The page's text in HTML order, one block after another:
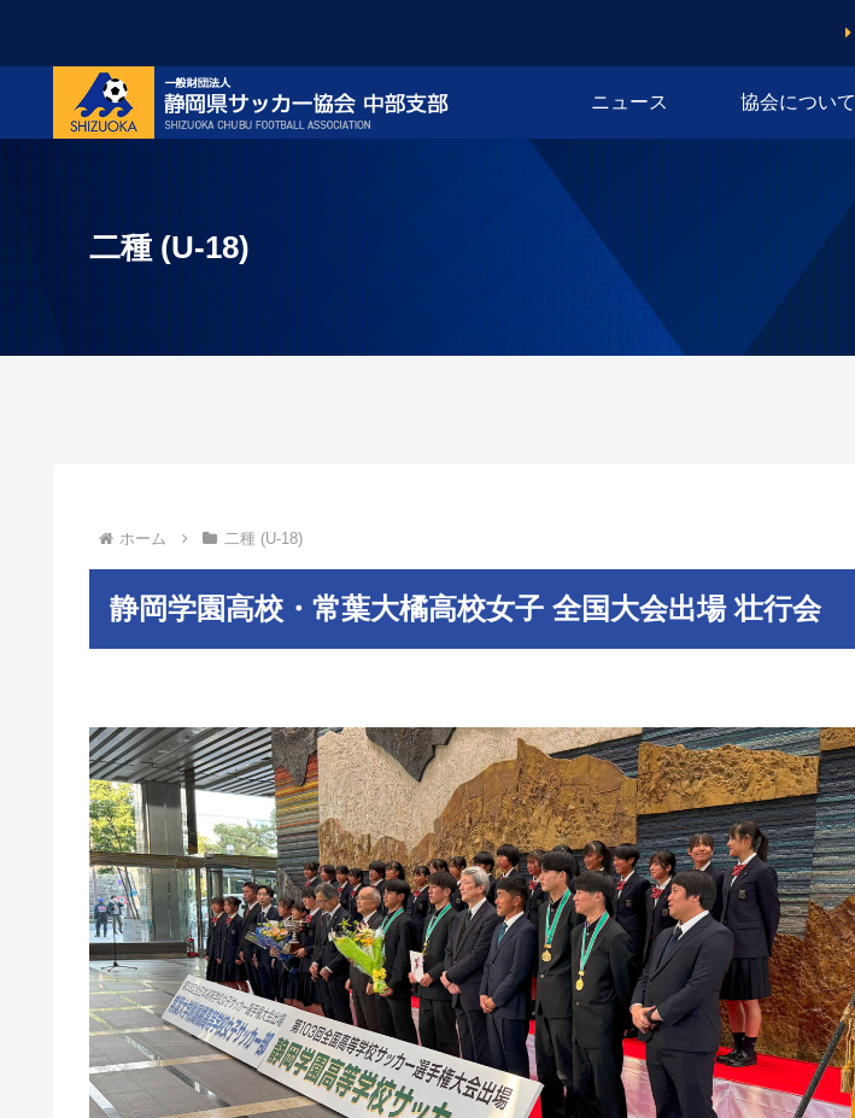
ニュース 協会について
二種 (U-18)
ホーム 二種 (U-18)
静岡学園高校・常葉大橘高校女子 全国大会出場 壮行会